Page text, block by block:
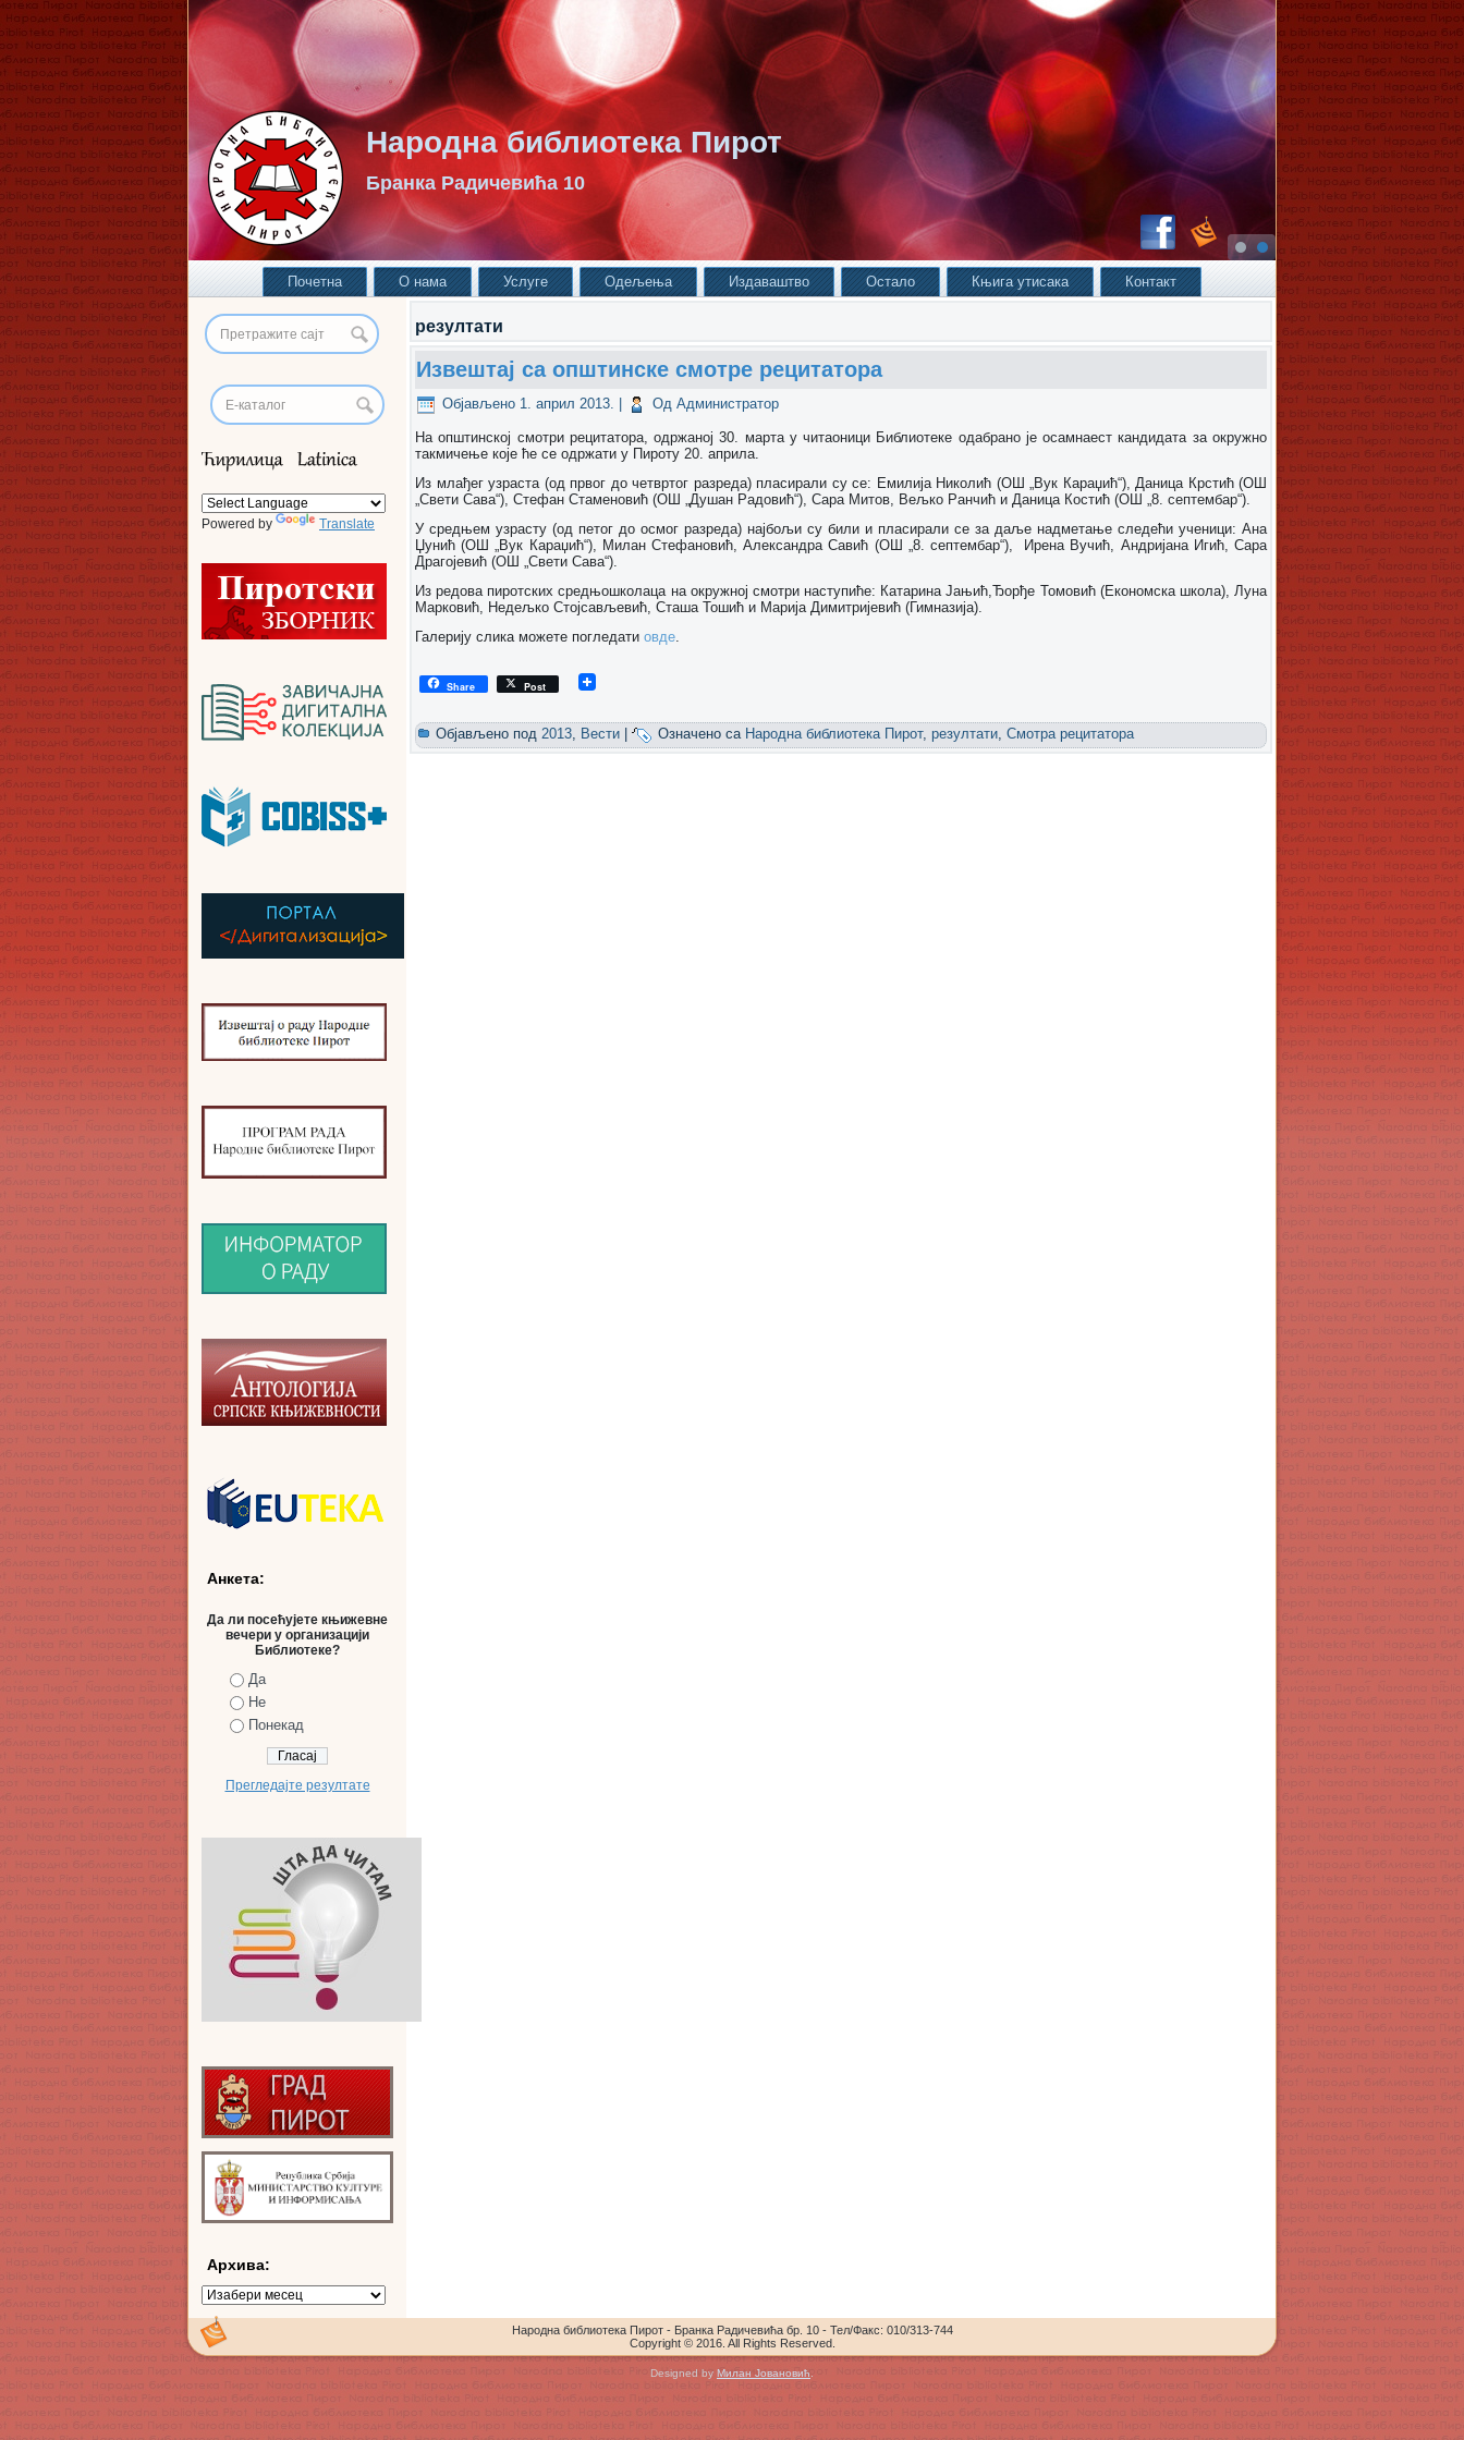
Народна библиотека Пирот
Бранка Радичевића 10
Почетна О нама Услуге Одељења Издаваштво Остало Књига утисака Контакт
Powered by Translate
Анкета:
Да ли посећујете књижевне
вечери у организацији
Библиотеке?
Да
Не
Понекад
Прегледајте резултате
Архива:
Архива:
резултати
Извештај са општинске смотре рецитатора
Објављено 1. април 2013. Од Администратор
На општинској смотри рецитатора, одржаној 30. марта у читаоници Библиотеке одабрано је осамнаест кандидата за окружно
такмичење које ће се одржати у Пироту 20. априла.
Из млађег узраста (од првог до четвртог разреда) пласирали су се: Емилија Николић (ОШ „Вук Караџић“), Даница Крстић (ОШ
„Свети Сава“), Стефан Стаменовић (ОШ „Душан Радовић“), Сара Митов, Вељко Ранчић и Даница Костић (ОШ „8. септембар“).
У средњем узрасту (од петог до осмог разреда) најбољи су били и пласирали се за даље надметање следећи ученици: Ана
Џунић (ОШ „Вук Караџић“), Милан Стефановић, Александра Савић (ОШ „8. септембар“), Ирена Вучић, Андријана Игић, Сара
Драгојевић (ОШ „Свети Сава“).
Из редова пиротских средњошколаца на окружној смотри наступиће: Катарина Јањић,Ђорђе Томовић (Економска школа), Луна
Марковић, Недељко Стојсављевић, Сташа Тошић и Марија Димитријевић (Гимназија).
Галерију слика можете погледати овде.
Share Post
Објављено под 2013, Вести Означено са Народна библиотека Пирот, резултати, Смотра рецитатора
Народна библиотека Пирот - Бранка Радичевића бр. 10 - Тел/Факс: 010/313-744
Copyright © 2016. All Rights Reserved.
Designed by Милан Јовановић